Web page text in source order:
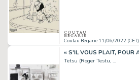
Coutau Bégarie 11/06/2022 (CET)
Tetsu (Roger Testu, ...